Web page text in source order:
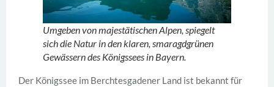
Umgeben von majestätischen Alpen, spiegelt
sich die Natur in den klaren, smaragdgrünen
Gewässern des Königssees in Bayern.
Der Königssee im Berchtesgadener Land ist bekannt für